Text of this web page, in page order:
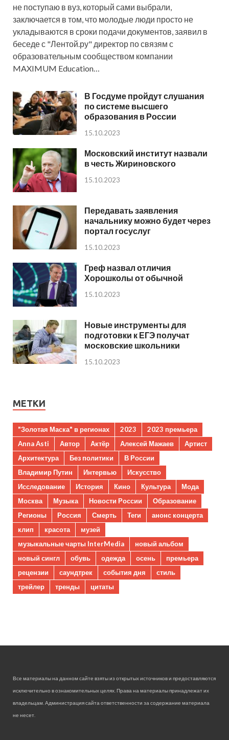
не поступаю в вуз, который сами выбрали,
заключается в том, что молодые люди просто не
укладываются в сроки подачи документов, заявил в
беседе с "Лентой.ру" директор по связям с
образовательным сообществом компании
MAXIMUM Education…
В Госдуме пройдут слушания
по системе высшего
образования в России
15.10.2023
Московский институт назвали
в честь Жириновского
15.10.2023
Передавать заявления
начальнику можно будет через
портал госуслуг
15.10.2023
Греф назвал отличия
Хорошколы от обычной
15.10.2023
Новые инструменты для
подготовки к ЕГЭ получат
московские школьники
15.10.2023
МЕТКИ
"Золотая Маска" в регионах 2023
2023 премьера
Anna Asti
Автор Актёр Алексей Мажаев
Артист
Архитектура
Без политики
В России
Владимир Путин
Интервью
Искусство
Исследование
История Кино Культура
Мода
Москва
Музыка Новости России
Образование
Регионы
Россия Смерть Теги
анонс концерта
клип
красота
музей
музыкальные чарты InterMedia
новый альбом
новый сингл
обувь одежда осень
премьера
рецензии
саундтрек события дня
стиль
трейлер
тренды цитаты
Все материалы на данном сайте взяты из открытых источников и предоставляются
исключительно в ознакомительных целях. Права на материалы принадлежат их
владельцам. Администрация сайта ответственности за содержание материала
не несет.